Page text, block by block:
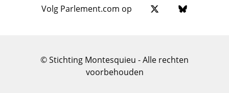
Volg Parlement.com op
© Stichting Montesquieu - Alle rechten
voorbehouden